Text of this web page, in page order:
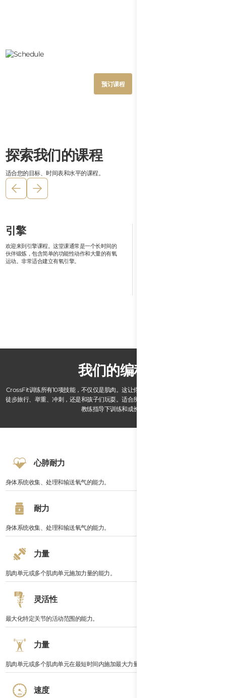
Button
预订课程
预订课程
探索我们的课程
适合您的目标、时间表和水平的课程。
健身竞赛
无论您是在为下一场Hyrox比赛还是铁人三项系
列赛做准备，我们都提供支持您旅程的设备。加
入我们的日常和每周锻炼，增强您的心肺功能和
我们的编程
CrossFit训练所有10项技能，不仅仅是肌肉。这让你在现实生活中更有能力，无论是
徒步旅行、举重、冲刺，还是和孩子们玩耍。适合所有健身水平。在我们经验丰富的
教练指导下训练和成长。
心肺耐力
身体系统收集、处理和输送氧气的能力。
耐力
身体系统收集、处理和输送氧气的能力。
力量
肌肉单元或多个肌肉单元施加力量的能力。
灵活性
最大化特定关节的活动范围的能力。
力量
肌肉单元或多个肌肉单元在最短时间内施加最大力量的能力。
速度